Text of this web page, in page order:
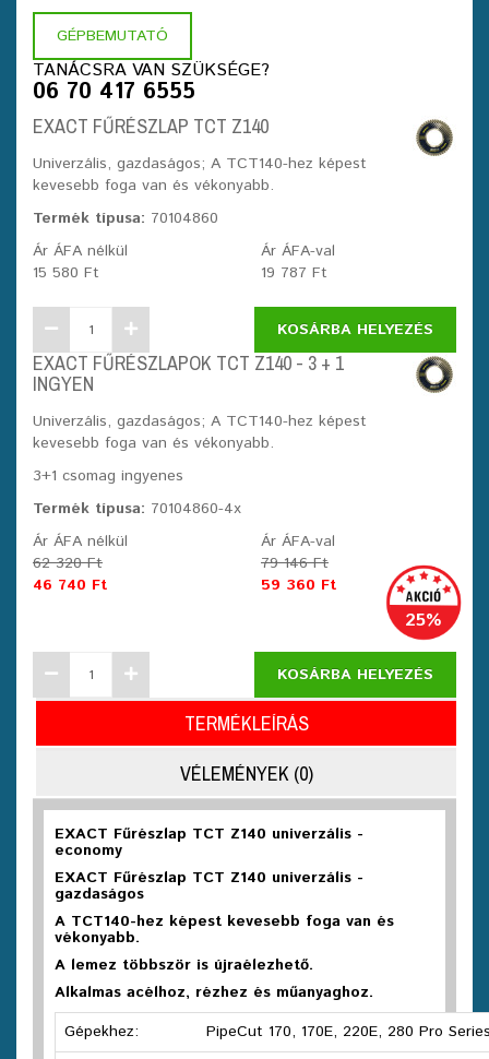
GÉPBEMUTATÓ
TANÁCSRA VAN SZÜKSÉGE?
06 70 417 6555
EXACT FŰRÉSZLAP TCT Z140
Univerzális, gazdaságos; A TCT140-hez képest
kevesebb foga van és vékonyabb.
Termék típusa: 70104860
Ár ÁFA nélkül
15 580 Ft
Ár ÁFA-val
19 787 Ft
KOSÁRBA HELYEZÉS
EXACT FŰRÉSZLAPOK TCT Z140 - 3 + 1
INGYEN
Univerzális, gazdaságos; A TCT140-hez képest
kevesebb foga van és vékonyabb.
3+1 csomag ingyenes
Termék típusa: 70104860-4x
Ár ÁFA nélkül
62 320 Ft
46 740 Ft
Ár ÁFA-val
79 146 Ft
59 360 Ft
25%
KOSÁRBA HELYEZÉS
TERMÉKLEÍRÁS
VÉLEMÉNYEK (0)
EXACT Fűrészlap TCT Z140 univerzális -
economy
EXACT Fűrészlap TCT Z140 univerzális -
gazdaságos
A TCT140-hez képest kevesebb foga van és
vékonyabb.
A lemez többször is újraélezhető.
Alkalmas acélhoz, rézhez és műanyaghoz.
Gépekhez:
PipeCut 170, 170E, 220E, 280 Pro